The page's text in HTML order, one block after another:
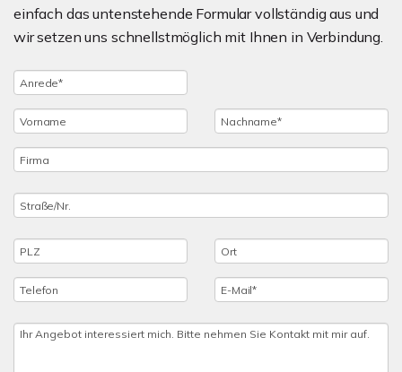
einfach das untenstehende Formular vollständig aus und
wir setzen uns schnellstmöglich mit Ihnen in Verbindung.